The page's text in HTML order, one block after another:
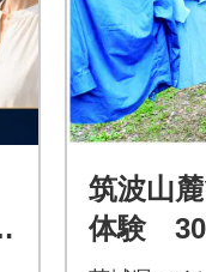
筑波山
体験